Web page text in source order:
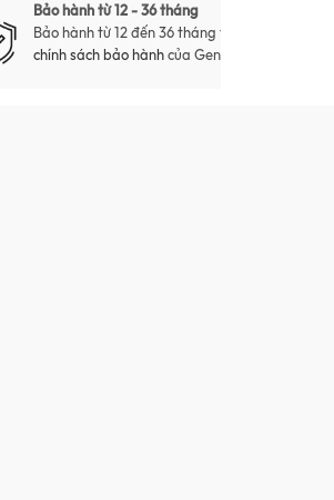
Bảo hành từ 12 - 36 tháng
Bảo hành từ 12 đến 36 tháng theo
chính sách bảo hànhcủa Gento